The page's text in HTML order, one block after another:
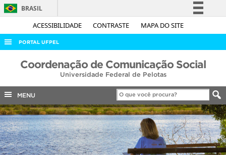
ACESSIBILIDADE CONTRASTE MAPA DO SITE
BRASIL
Simplifique!
Acesso à informação
Legislação
Canais
PORTAL UFPEL
ACESSO À INFORMAÇÃO
COBALTO
CONCURSOS
EDITAIS
INTERNACIONAL
Coordenação de Comunicação Social
Universidade Federal de Pelotas
MENU